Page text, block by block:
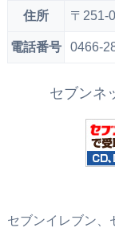
住所 〒251-
電話番号 0466-
セブンネ
セブンイレブン、